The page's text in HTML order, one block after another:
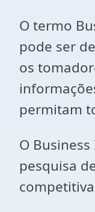
O termo
pode ser
os
permitam
O
pesquisa